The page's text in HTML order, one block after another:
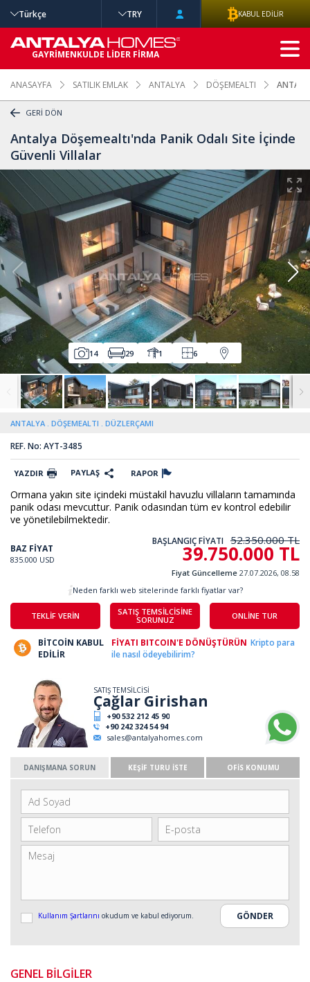
ANASAYFA SATILIK EMLAK ANTALYA DÖŞEMEALTI
GERİ DÖN
Antalya Döşemealtı'nda Panik Odalı Site İçinde
Güvenli Villalar
14 29 1 6
ANTALYA DÖŞEMEALTI DÜZLERÇAMI
REF. No: AYT-3485
YAZDIR PAYLAŞ RAPOR
Ormana yakın site içindeki müstakil havuzlu villaların tamamında
panik odası mevcuttur. Panik odasından tüm ev kontrol edebilir
ve yönetilebilmektedir.
BAZ FİYAT
835.000 USD
BAŞLANGIÇ FİYATI 52.350.000 TL
39.750.000 TL
Fiyat Güncelleme 27.07.2026, 08.58
TEKLİF VERİN
SATIŞ TEMSİLCİSİNE
SORUNUZ
ONLİNE TUR
Neden farklı web sitelerinde farklı fiyatlar var?
BİTCOİN KABUL
EDİLİR
FİYATI BITCOIN'E DÖNÜŞTÜRÜN Kripto para
ile nasıl ödeyebilirim?
SATIŞ TEMSİLCİSİ
Çağlar Girishan
+90 532 212 45 90
+90 242 324 54 94
sales@antalyahomes.com
DANIŞMANA SORUN KEŞİF TURU İSTE OFİS KONUMU
Kullanım Şartlarını okudum ve kabul ediyorum.
GENEL BİLGİLER
Türkçe TRY KABUL EDİLİR
GAYRİMENKULDE LİDER FİRMA
GELİŞMİŞ
ARAMA